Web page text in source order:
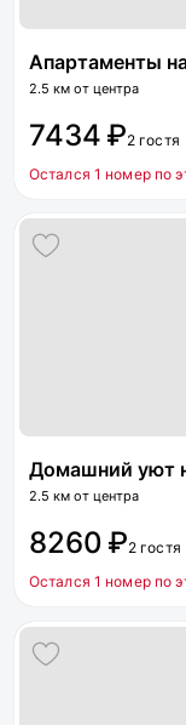
Апартаменты
2.5 км от центра
7434 ₽2 гостя
Остался 1 номер по
Домашний уют
2.5 км от центра
8260 ₽2 гостя
Остался 1 номер по